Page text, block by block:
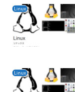
Linux
Linux